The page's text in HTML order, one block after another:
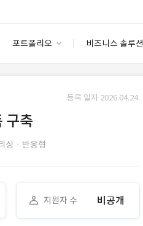
포트폴리오 비즈니스 솔루션
안심 코드 케어
등록 일자 2026.04.24.
구축
싱ㆍ반응형
지원자 수 비공개